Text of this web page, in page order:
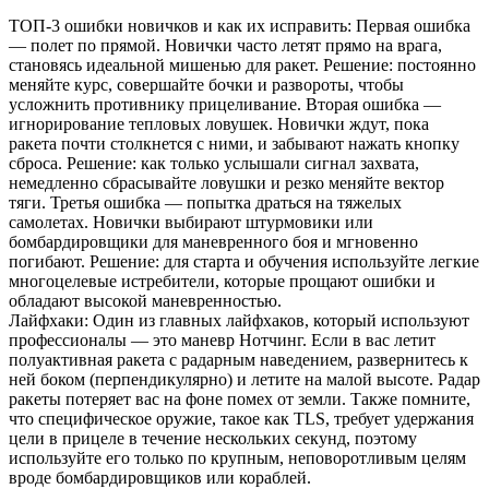
ТОП-3 ошибки новичков и как их исправить: Первая ошибка
— полет по прямой. Новички часто летят прямо на врага,
становясь идеальной мишенью для ракет. Решение: постоянно
меняйте курс, совершайте бочки и развороты, чтобы
усложнить противнику прицеливание. Вторая ошибка —
игнорирование тепловых ловушек. Новички ждут, пока
ракета почти столкнется с ними, и забывают нажать кнопку
сброса. Решение: как только услышали сигнал захвата,
немедленно сбрасывайте ловушки и резко меняйте вектор
тяги. Третья ошибка — попытка драться на тяжелых
самолетах. Новички выбирают штурмовики или
бомбардировщики для маневренного боя и мгновенно
погибают. Решение: для старта и обучения используйте легкие
многоцелевые истребители, которые прощают ошибки и
обладают высокой маневренностью.
Лайфхаки: Один из главных лайфхаков, который используют
профессионалы — это маневр Нотчинг. Если в вас летит
полуактивная ракета с радарным наведением, развернитесь к
ней боком (перпендикулярно) и летите на малой высоте. Радар
ракеты потеряет вас на фоне помех от земли. Также помните,
что специфическое оружие, такое как TLS, требует удержания
цели в прицеле в течение нескольких секунд, поэтому
используйте его только по крупным, неповоротливым целям
вроде бомбардировщиков или кораблей.